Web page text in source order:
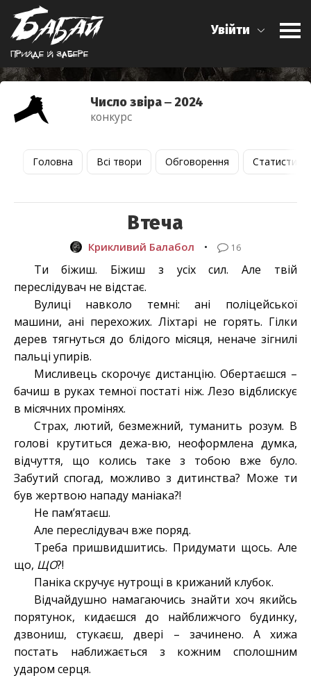
Прийде й забере
Увійти
Число звіра ‒ 2024
конкурс
Головна Всі твори Обговорення Статистика
Втеча
Крикливий Балабол • 16
Ти біжиш. Біжиш з усіх сил. Але твій
переслідувач не відстає.
Вулиці навколо темні: ані поліцейської
машини, ані перехожих. Ліхтарі не горять. Гілки
дерев тягнуться до блідого місяця, неначе зігнилі
пальці упирів.
Мисливець скорочує дистанцію. Обертаєшся –
бачиш в руках темної постаті ніж. Лезо відблискує
в місячних промінях.
Страх, лютий, безмежний, туманить розум. В
голові крутиться дежа-вю, неоформлена думка,
відчуття, що колись таке з тобою вже було.
Забутий спогад, можливо з дитинства? Може ти
був жертвою нападу маніака?!
Не пам’ятаєш.
Але переслідувач вже поряд.
Треба пришвидшитись. Придумати щось. Але
що, ЩО?!
Паніка скручує нутрощі в крижаний клубок.
Відчайдушно намагаючись знайти хоч якийсь
порятунок, кидаєшся до найближчого будинку,
дзвониш, стукаєш, двері – зачинено. А хижа
постать наближається з кожним сполошним
ударом серця.